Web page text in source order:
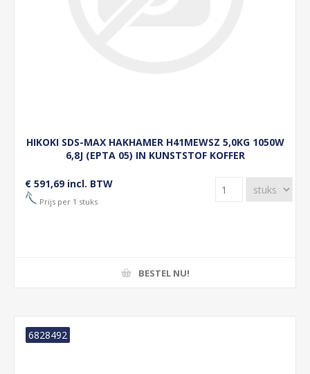
HIKOKI SDS-MAX HAKHAMER H41MEWSZ 5,0KG 1050W
6,8J (EPTA 05) IN KUNSTSTOF KOFFER
€ 591,69 incl. BTW
Prijs per 1 stuks
BESTEL NU!
6828492